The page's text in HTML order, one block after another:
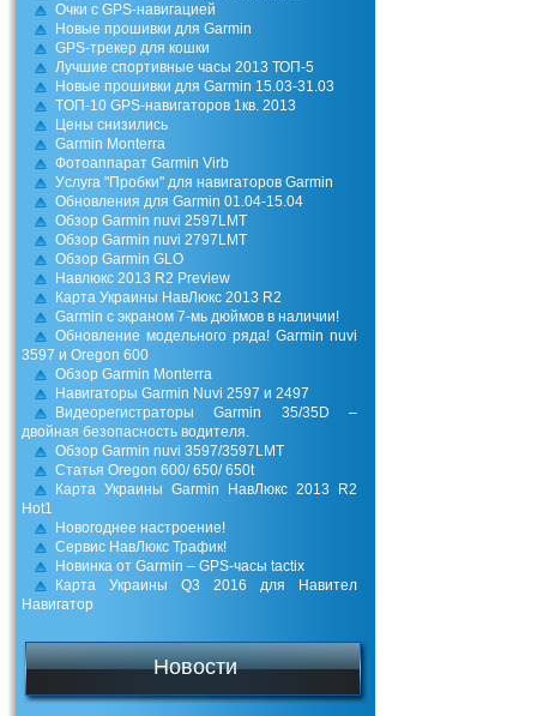
Очки с GPS-навигацией
Новые прошивки для Garmin
GPS-трекер для кошки
Лучшие спортивные часы 2013 ТОП-5
Новые прошивки для Garmin 15.03-31.03
TOП-10 GPS-навигаторов 1кв. 2013
Цены снизились
Garmin Monterra
Фотоаппарат Garmin Virb
Уcлуга "Пробки" для навигаторов Garmin
Обновления для Garmin 01.04-15.04
Обзор Garmin nuvi 2597LMT
Обзор Garmin nuvi 2797LMT
Обзор Garmin GLO
Навлюкс 2013 R2 Preview
Карта Украины НавЛюкс 2013 R2
Garmin c экраном 7-мь дюймов в наличии!
Обновление модельного ряда! Garmin nuvi
3597 и Oregon 600
Обзор Garmin Monterra
Навигаторы Garmin Nuvi 2597 и 2497
Видеорегистраторы Garmin 35/35D –
двойная безопасность водителя.
Обзор Garmin nuvi 3597/3597LMT
Статья Oregon 600/ 650/ 650t
Карта Украины Garmin НавЛюкс 2013 R2
Hot1
Новогоднее настроение!
Сервис НавЛюкс Трафик!
Новинка от Garmin – GPS-часы tactix
Карта Украины Q3 2016 для Навител
Навигатор
Новости